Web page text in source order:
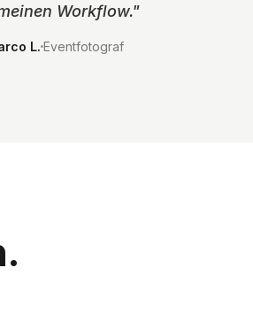
Workflow."
L. Eventfotograf